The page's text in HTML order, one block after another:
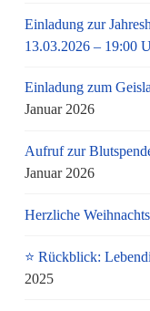
Einladung zur
13.03.2026 – 19:00
Einladung zum
Januar 2026
Aufruf zur
Januar 2026
Herzliche
⭐ Rückblick:
2025